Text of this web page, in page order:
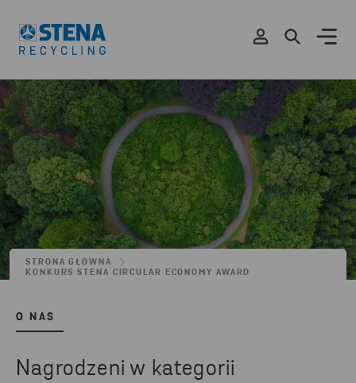
STRONA GŁÓWNA
KONKURS STENA CIRCULAR ECONOMY AWARD
O NAS
Nagrodzeni w kategorii